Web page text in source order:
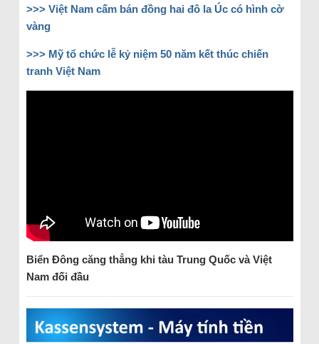
>>> Việt Nam cấm bán đồng hai đô la Úc có hình cờ
vàng
>>> Mỹ tổ chức lễ kỷ niệm 50 năm kết thúc chiến
tranh Việt Nam
Biển Đông căng thẳng khi tàu Trung Quốc và Việt
Nam đối đầu